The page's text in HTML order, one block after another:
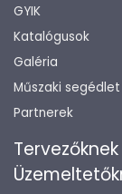
GYIK
Katalógusok
Galéria
Műszaki segédlet
Partnerek